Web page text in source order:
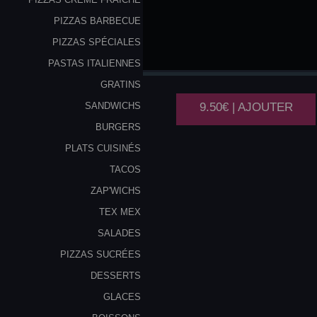
PIZZAS BARBECUE
PIZZAS SPÉCIALES
PASTAS ITALIENNES
GRATINS
SANDWICHS
BURGERS
PLATS CUISINÉS
TACOS
ZAP'WICHS
TEX MEX
SALADES
PIZZAS SUCRÉES
DESSERTS
GLACES
9.50€ | AJOUTER